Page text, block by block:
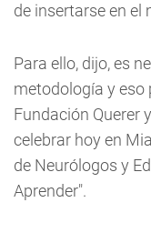
de insertarse en el
Para ello, dijo, es
metodología y eso
Fundación Querer
celebrar hoy en
de Neurólogos y
Aprender".